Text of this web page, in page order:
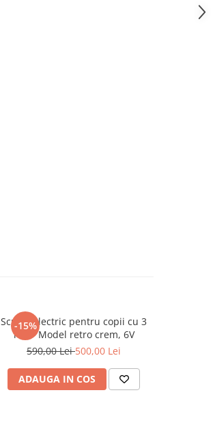
-15%
Scuter electric pentru copii cu 3
roți - Model retro crem, 6V
590,00 Lei500,00 Lei
ADAUGA IN COS